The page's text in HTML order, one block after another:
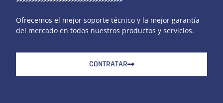
Ofrecemos el mejor soporte técnico y la mejor garantía
del mercado en todos nuestros productos y servicios.
CONTRATAR